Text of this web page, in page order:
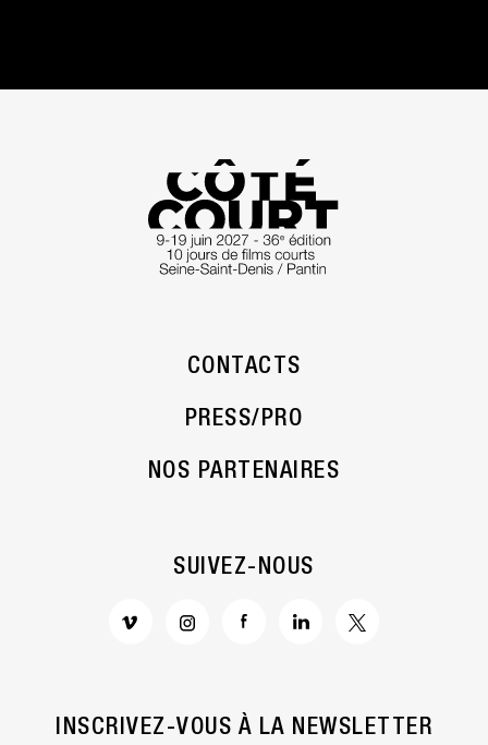
CONTACTS
PRESS/PRO
NOS PARTENAIRES
SUIVEZ-NOUS
INSCRIVEZ-VOUS À LA NEWSLETTER